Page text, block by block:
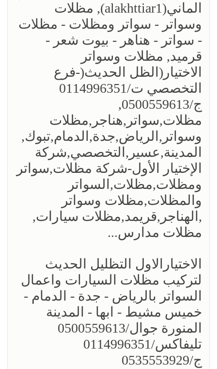
الماني(alakhttiar1), مظلات
وسواتر - سواتر ومظلات - مظلات
- سواتر - هناهر - بيوت شعر -
قرميد, مظلات وسواتر
الاختيار(الظل الحديث(-فرع
التخصصي ت/0114996351
ج/0500559613,
مظلات,سواتر,هناجر,مظلات
وسواتر,الرياض,جدة,الدمام,تبوك,
المدينة,عسير,التخصصي,شركة
الإختيار الأول-شركة مظلات,سواتر
ومظلات,مظلات,السواتر
والمظلات,مظلات وسواتر
,الهناجر,قريمد,مظلات سيارات,
مظلات مدارس...
الاختيارالاول التظليل الحديث
لتركيب مظلات السيارات واعمال
السواتر بالرياض - جدة - الدمام -
خميس مشيط - ابها - المدينة
المنورة جوال/0500559613
تليفاكس/0114996351
ج/0535553929